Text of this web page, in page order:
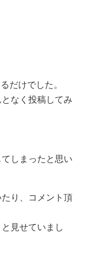
だけでした。
なく投稿してみ
しまったと思い
り、コメント頂
見せていまし